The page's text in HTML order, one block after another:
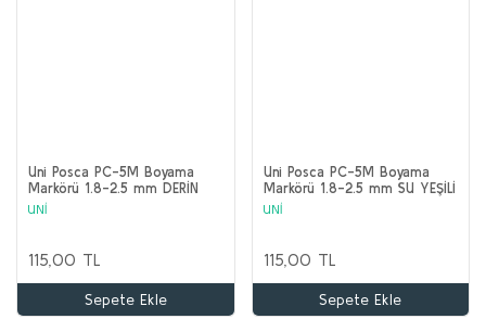
Uni Posca PC-5M Boyama
Markörü 1.8-2.5 mm DERİN
GRİ
UNİ
115,00 TL
Sepete Ekle
Uni Posca PC-5M Boyama
Markörü 1.8-2.5 mm SU YEŞİLİ
UNİ
115,00 TL
Sepete Ekle